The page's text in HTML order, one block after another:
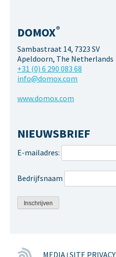
DOMOX®
Sambastraat 14, 7323 SV
Apeldoorn, The Netherlands
+31 (0) 6 290 083 68
info@domox.com
www.domox.com
NIEUWSBRIEF
E-mailadres:
Bedrijfsnaam
MEDIA| SITE PRIVACY